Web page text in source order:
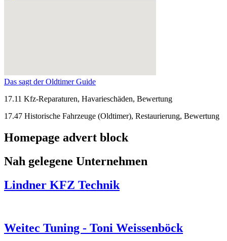
Das sagt der Oldtimer Guide
17.11 Kfz-Reparaturen, Havarieschäden, Bewertung
17.47 Historische Fahrzeuge (Oldtimer), Restaurierung, Bewertung
Homepage advert block
Nah gelegene Unternehmen
Lindner KFZ Technik
Weitec Tuning - Toni Weissenböck